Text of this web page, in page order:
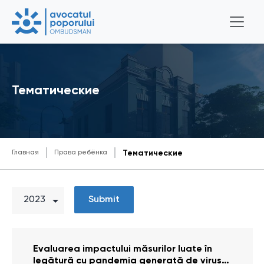
Тематические
Главная Права ребёнка Тематические
Submit
Evaluarea impactului măsurilor luate în
legătură cu pandemia generată de virusul